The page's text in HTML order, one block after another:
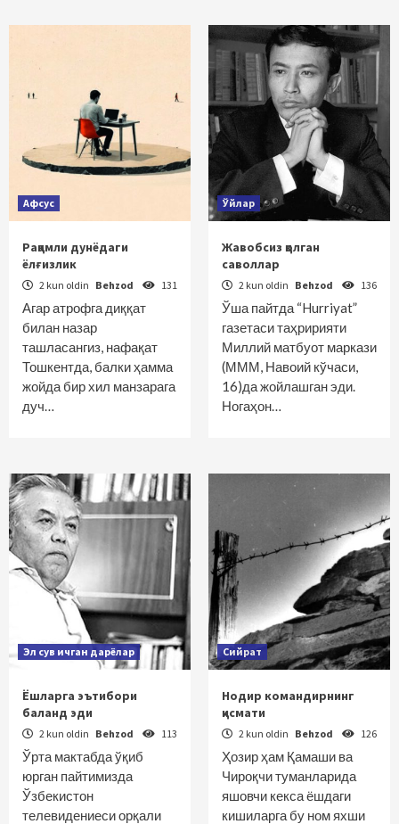
Афсус
Рақамли дунёдаги
ёлғизлик
2 kun oldin Behzod 131
Агар атрофга диққат
билан назар
ташласангиз, нафақат
Тошкентда, балки ҳамма
жойда бир хил манзарага
дуч…
Ўйлар
Жавобсиз қолган
саволлар
2 kun oldin Behzod 136
Ўша пайтда “Hurriyat”
газетаси таҳририяти
Миллий матбуот маркази
(МММ, Навоий кўчаси,
16)да жойлашган эди.
Ногаҳон…
Эл сув ичган дарёлар
Ёшларга эътибори
баланд эди
2 kun oldin Behzod 113
Ўрта мактабда ўқиб
юрган пайтимизда
Ўзбекистон
телевидениеси орқали
Сийрат
Нодир командирнинг
қисмати
2 kun oldin Behzod 126
Ҳозир ҳам Қамаши ва
Чироқчи туманларида
яшовчи кекса ёшдаги
кишиларга бу ном яхши